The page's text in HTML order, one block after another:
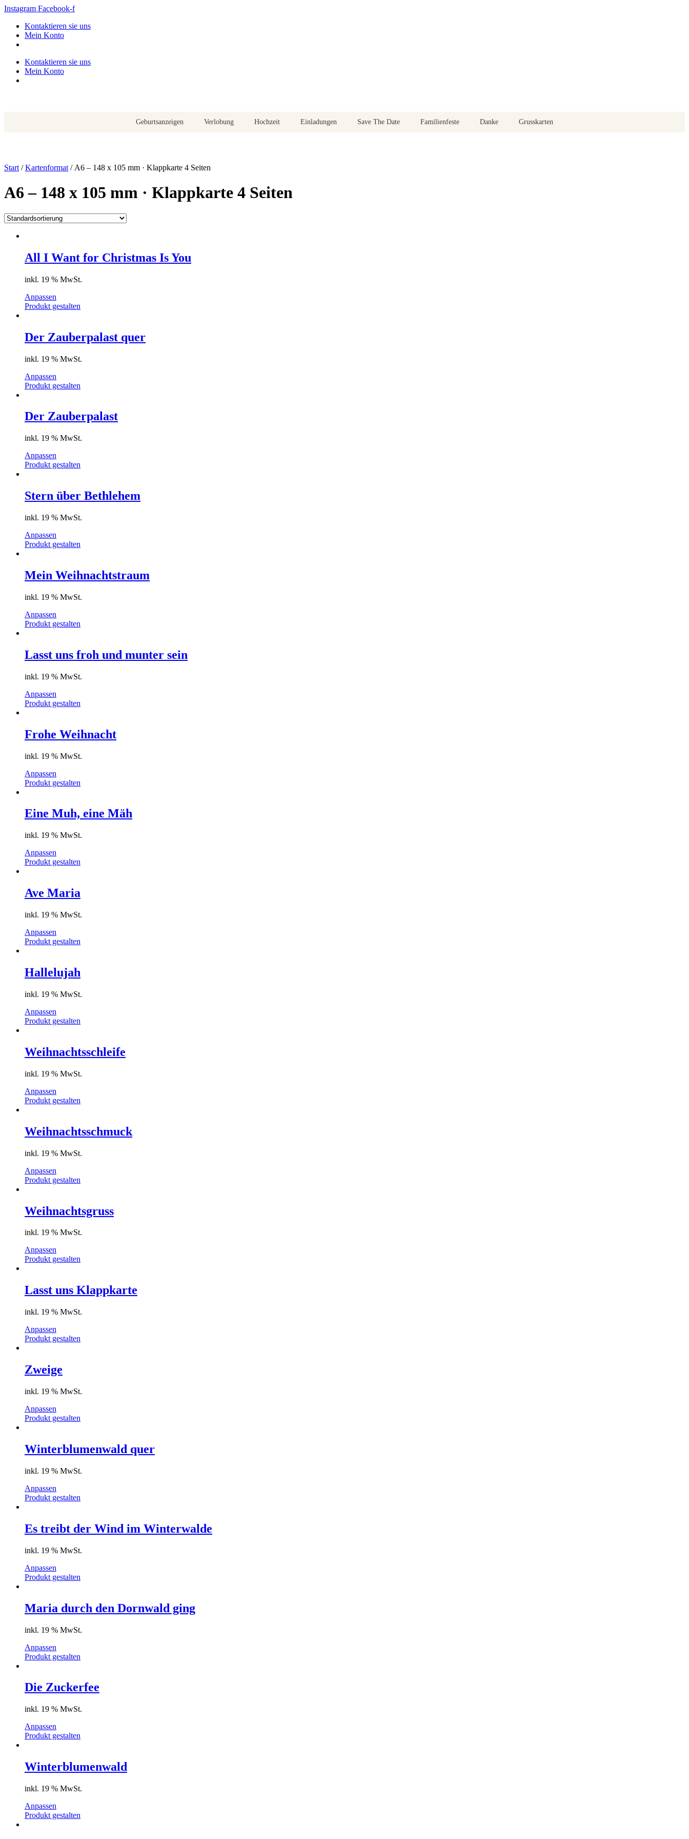
Zum
springen
Instagram Facebook-f
Kontaktieren sie uns
Mein Konto
Kontaktieren sie uns
Mein Konto
Geburtsanzeigen Verlobung Hochzeit Einladungen Save The Date Familienfeste Danke Grusskarten
Start /Kartenformat / A6 – 148 x 105 mm · Klappkarte 4 Seiten
A6 – 148 x 105 mm · Klappkarte 4 Seiten
All I Want for Christmas Is You
inkl. 19 % MwSt.
Anpassen
Produkt gestalten
Der Zauberpalast quer
inkl. 19 % MwSt.
Anpassen
Produkt gestalten
Der Zauberpalast
inkl. 19 % MwSt.
Anpassen
Produkt gestalten
Stern über Bethlehem
inkl. 19 % MwSt.
Anpassen
Produkt gestalten
Mein Weihnachtstraum
inkl. 19 % MwSt.
Anpassen
Produkt gestalten
Lasst uns froh und munter sein
inkl. 19 % MwSt.
Anpassen
Produkt gestalten
Frohe Weihnacht
inkl. 19 % MwSt.
Anpassen
Produkt gestalten
Eine Muh, eine Mäh
inkl. 19 % MwSt.
Anpassen
Produkt gestalten
Ave Maria
inkl. 19 % MwSt.
Anpassen
Produkt gestalten
Hallelujah
inkl. 19 % MwSt.
Anpassen
Produkt gestalten
Weihnachtsschleife
inkl. 19 % MwSt.
Anpassen
Produkt gestalten
Weihnachtsschmuck
inkl. 19 % MwSt.
Anpassen
Produkt gestalten
Weihnachtsgruss
inkl. 19 % MwSt.
Anpassen
Produkt gestalten
Lasst uns Klappkarte
inkl. 19 % MwSt.
Anpassen
Produkt gestalten
Zweige
inkl. 19 % MwSt.
Anpassen
Produkt gestalten
Winterblumenwald quer
inkl. 19 % MwSt.
Anpassen
Produkt gestalten
Es treibt der Wind im Winterwalde
inkl. 19 % MwSt.
Anpassen
Produkt gestalten
Maria durch den Dornwald ging
inkl. 19 % MwSt.
Anpassen
Produkt gestalten
Die Zuckerfee
inkl. 19 % MwSt.
Anpassen
Produkt gestalten
Winterblumenwald
inkl. 19 % MwSt.
Anpassen
Produkt gestalten